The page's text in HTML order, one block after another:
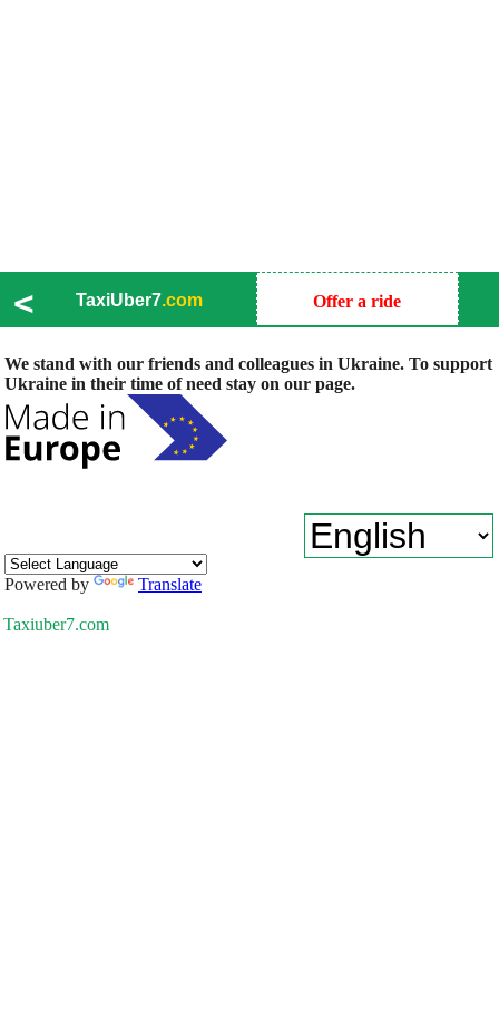
< TaxiUber7.com Offer a ride
We stand with our friends and colleagues in Ukraine. To support
Ukraine in their time of need stay on our page.
Powered by Translate
Taxiuber7.com